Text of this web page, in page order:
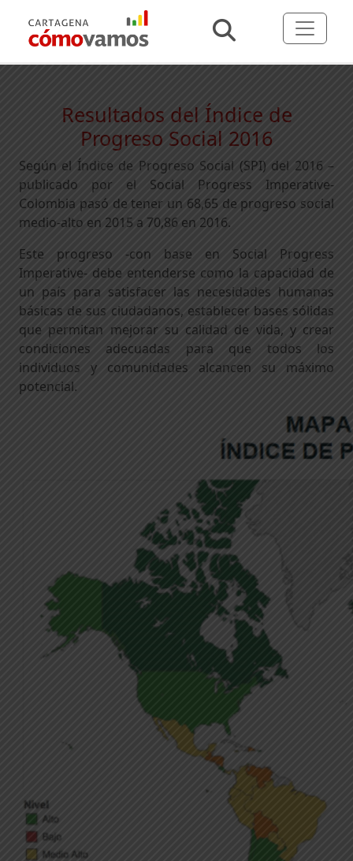
Resultados del Índice de
Progreso Social 2016
Según el Índice de Progreso Social (SPI) del 2016 –
publicado por el Social Progress Imperative-
Colombia pasó de tener un 68,65 de progreso social
medio-alto en 2015 a 70,86 en 2016.
Este progreso -con base en Social Progress
Imperative- debe entenderse como la capacidad de
un país para satisfacer las necesidades humanas
básicas de sus ciudadanos, establecer bases sólidas
que permitan mejorar su calidad de vida, y crear
condiciones adecuadas para que todos los
individuos y comunidades alcancen su máximo
potencial.